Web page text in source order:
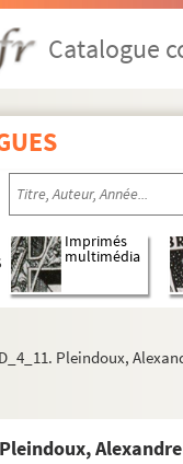
Catalogue
Imprimés
multimédia
Pleindoux,